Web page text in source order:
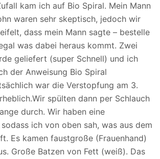
kam ich auf Bio Spiral. Mein Mann
waren sehr skeptisch, jedoch wir
dass mein Mann sagte – bestelle
was dabei heraus kommt. Zwei
geliefert (super Schnell) und ich
der Anweisung Bio Spiral
war die Verstopfung am 3.
spülten dann per Schlauch
durch. Wir haben eine
ich von oben sah, was aus dem
Es kamen faustgroße (Frauenhand)
Große Batzen von Fett (weiß). Das